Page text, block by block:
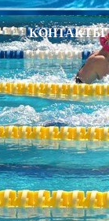
КОНТАКТЫ